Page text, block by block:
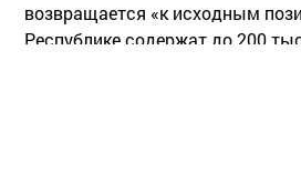
возвращается «к исходным
Республике содержат до 200